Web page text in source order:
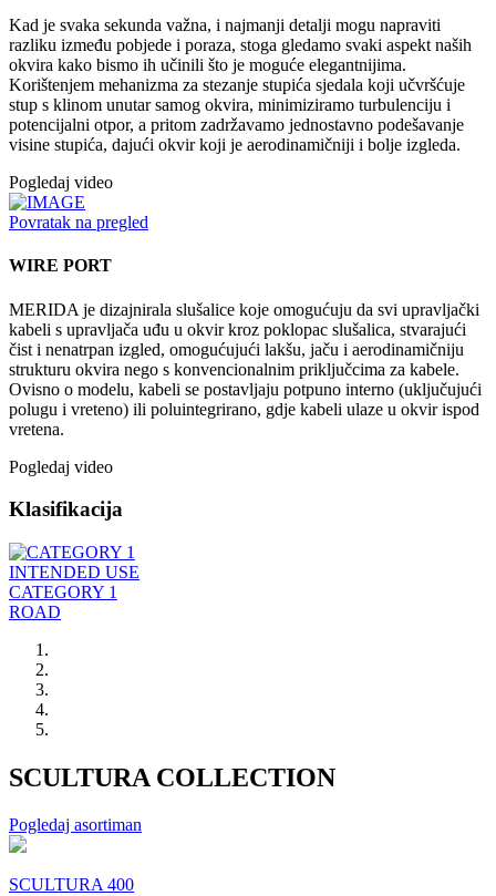
Kad je svaka sekunda važna, i najmanji detalji mogu napraviti
razliku između pobjede i poraza, stoga gledamo svaki aspekt naših
okvira kako bismo ih učinili što je moguće elegantnijima.
Korištenjem mehanizma za stezanje stupića sjedala koji učvršćuje
stup s klinom unutar samog okvira, minimiziramo turbulenciju i
potencijalni otpor, a pritom zadržavamo jednostavno podešavanje
visine stupića, dajući okvir koji je aerodinamičniji i bolje izgleda.
Pogledaj video
Povratak na pregled
WIRE PORT
MERIDA je dizajnirala slušalice koje omogućuju da svi upravljački
kabeli s upravljača uđu u okvir kroz poklopac slušalica, stvarajući
čist i nenatrpan izgled, omogućujući lakšu, jaču i aerodinamičniju
strukturu okvira nego s konvencionalnim priključcima za kabele.
Ovisno o modelu, kabeli se postavljaju potpuno interno (uključujući
polugu i vreteno) ili poluintegrirano, gdje kabeli ulaze u okvir ispod
vretena.
Pogledaj video
Klasifikacija
INTENDED USE
CATEGORY 1
ROAD
SCULTURA COLLECTION
Pogledaj asortiman
SCULTURA 400